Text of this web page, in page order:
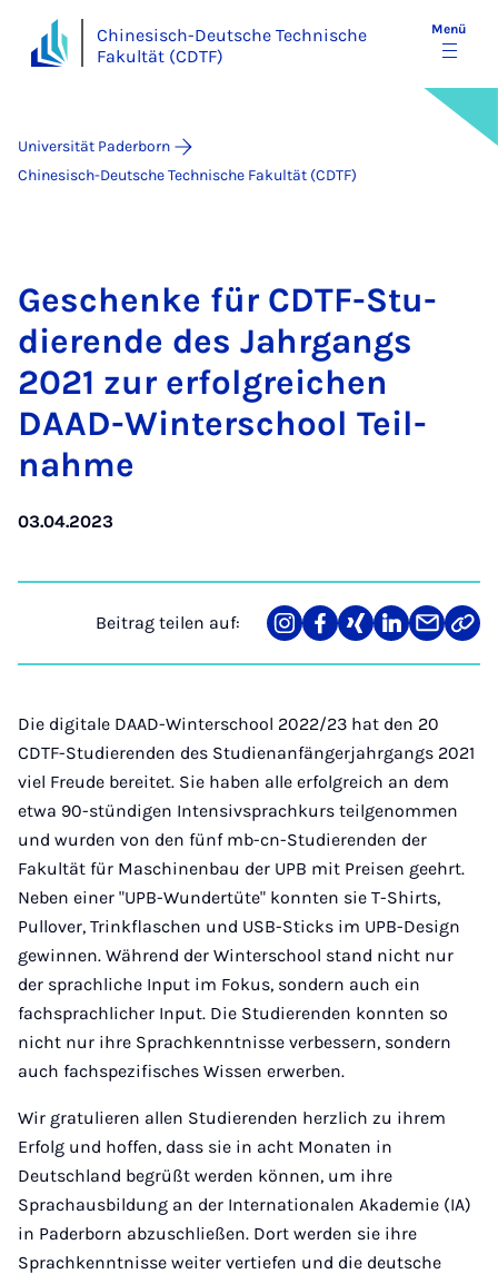
Chinesisch-Deutsche Technische
Fakultät (CDTF)
Menü
Universität Paderborn
Chinesisch-Deutsche Technische Fakultät (CDTF)
Ge­schen­ke für CDTF-Stu­
die­ren­de des Jahr­gangs
2021 zur er­folg­rei­chen
DAAD-Win­ter­school Teil­
nah­me
03.04.2023
Beitrag teilen auf:
Teilen
auf
Teilen
auf
Teilen
auf
Teilen
auf
Teilen
über
Mail
Link
Die digitale DAAD-Winterschool 2022/23 hat den 20
CDTF-Studierenden des Studienanfängerjahrgangs 2021
viel Freude bereitet. Sie haben alle erfolgreich an dem
etwa 90-stündigen Intensivsprachkurs teilgenommen
und wurden von den fünf mb-cn-Studierenden der
Fakultät für Maschinenbau der UPB mit Preisen geehrt.
Neben einer "UPB-Wundertüte" konnten sie T-Shirts,
Pullover, Trinkflaschen und USB-Sticks im UPB-Design
gewinnen. Während der Winterschool stand nicht nur
der sprachliche Input im Fokus, sondern auch ein
fachsprachlicher Input. Die Studierenden konnten so
nicht nur ihre Sprachkenntnisse verbessern, sondern
auch fachspezifisches Wissen erwerben.
Wir gratulieren allen Studierenden herzlich zu ihrem
Erfolg und hoffen, dass sie in acht Monaten in
Deutschland begrüßt werden können, um ihre
Sprachausbildung an der Internationalen Akademie (IA)
in Paderborn abzuschließen. Dort werden sie ihre
Sprachkenntnisse weiter vertiefen und die deutsche